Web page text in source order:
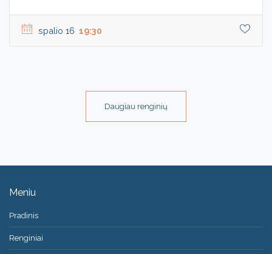
spalio 16 19:30
Daugiau renginių
Meniu
Pradinis
Renginiai